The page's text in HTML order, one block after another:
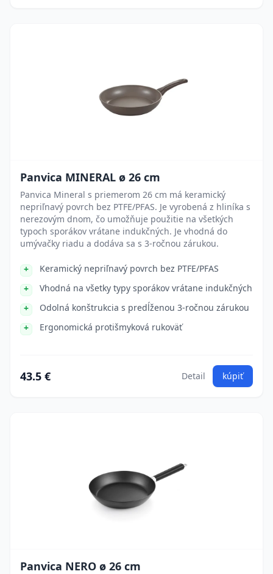
Panvica MINERAL ø 26 cm
Panvica Mineral s priemerom 26 cm má keramický
nepriľnavý povrch bez PTFE/PFAS. Je vyrobená z hliníka s
nerezovým dnom, čo umožňuje použitie na všetkých
typoch sporákov vrátane indukčných. Je vhodná do
umývačky riadu a dodáva sa s 3-ročnou zárukou.
Keramický nepriľnavý povrch bez PTFE/PFAS
Vhodná na všetky typy sporákov vrátane indukčných
Odolná konštrukcia s predĺženou 3-ročnou zárukou
Ergonomická protišmyková rukoväť
43.5 € Detail kúpiť
Panvica NERO ø 26 cm